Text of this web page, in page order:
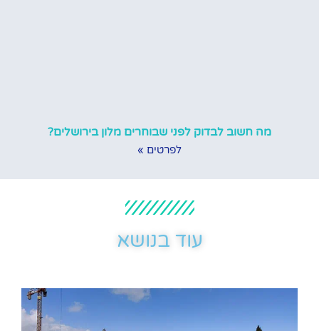
מה חשוב לבדוק לפני שבוחרים מלון בירושלים?
לפרטים »
עוד בנושא